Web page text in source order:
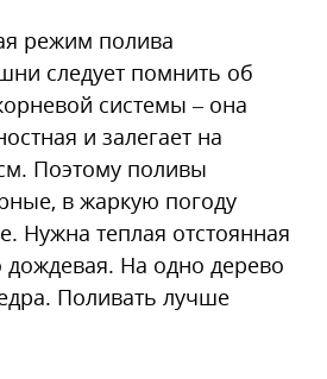
режим полива
следует помнить об
системы – она
и залегает на
Поэтому поливы
в жаркую погоду
Нужна теплая отстоянная
дождевая. На одно дерево
Поливать лучше